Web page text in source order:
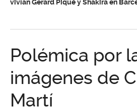
vivían Gerard Piqué y Shakira en
Polémica por
imágenes de
Martí